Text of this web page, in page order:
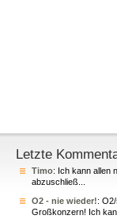
Letzte
Timo: Ich kann allen
abzuschließ...
O2 - nie wieder!:
Großkonzern! Ich